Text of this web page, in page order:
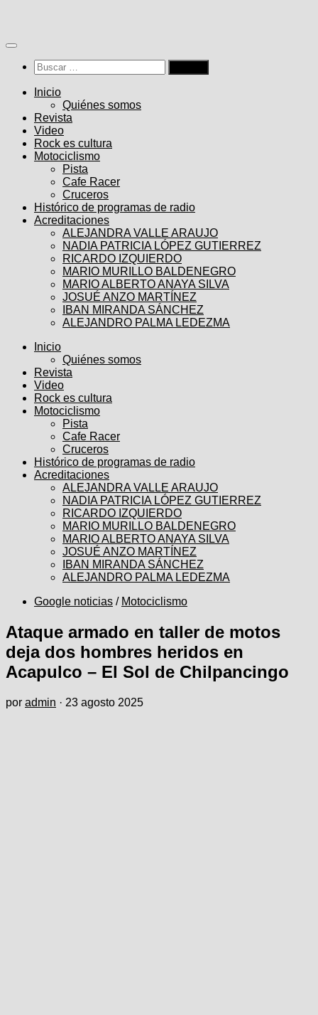
contenido
Buscar:
Inicio
Quiénes somos
Revista
Video
Rock es cultura
Motociclismo
Pista
Cafe Racer
Cruceros
Histórico de programas de radio
Acreditaciones
ALEJANDRA VALLE ARAUJO
NADIA PATRICIA LÓPEZ GUTIERREZ
RICARDO IZQUIERDO
MARIO MURILLO BALDENEGRO
MARIO ALBERTO ANAYA SILVA
JOSUÉ ANZO MARTÍNEZ
IBAN MIRANDA SÁNCHEZ
ALEJANDRO PALMA LEDEZMA
Inicio
Quiénes somos
Revista
Video
Rock es cultura
Motociclismo
Pista
Cafe Racer
Cruceros
Histórico de programas de radio
Acreditaciones
ALEJANDRA VALLE ARAUJO
NADIA PATRICIA LÓPEZ GUTIERREZ
RICARDO IZQUIERDO
MARIO MURILLO BALDENEGRO
MARIO ALBERTO ANAYA SILVA
JOSUÉ ANZO MARTÍNEZ
IBAN MIRANDA SÁNCHEZ
ALEJANDRO PALMA LEDEZMA
Google noticias / Motociclismo
Ataque armado en taller de motos
deja dos hombres heridos en
Acapulco – El Sol de Chilpancingo
por admin · 23 agosto 2025